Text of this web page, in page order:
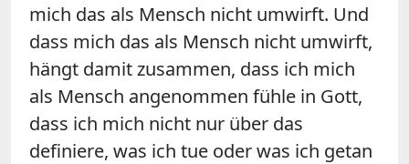
mich das als Mensch nicht umwirft. Und
dass mich das als Mensch nicht umwirft,
hängt damit zusammen, dass ich mich
als Mensch angenommen fühle in Gott,
dass ich mich nicht nur über das
definiere, was ich tue oder was ich getan